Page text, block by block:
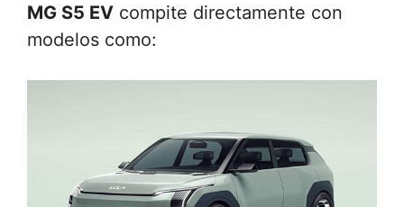
MG S5 EV compite directamente con
modelos como: